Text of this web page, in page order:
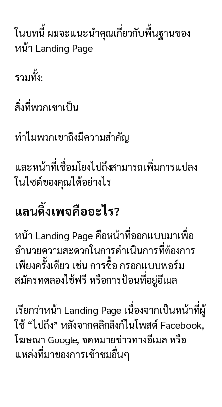
สิ่งที่พวกเขาเป็น
ทำไมพวกเขาถึงมีความสำคัญ
และหน้าที่เชื่อมโยงไปถึงสามารถเพิ่มการแปลง
หน้า Landing Page คือหน้าที่ออกแบบมาเพื่อ
อำนวยความสะดวกในการดำเนินการที่ต้องการ
เพียงครั้งเดียว เช่น การซื้อ กรอกแบบฟอร์ม
เรียกว่าหน้า Landing Page เนื่องจากเป็นหน้าที่ผู้
ใช้ “ไปถึง” หลังจากคลิกลิงก์ในโพสต์ Facebook,
โฆษณา Google, จดหมายข่าวทางอีเมล หรือ
Landing Page แตกต่างจากหน้าเว็บ